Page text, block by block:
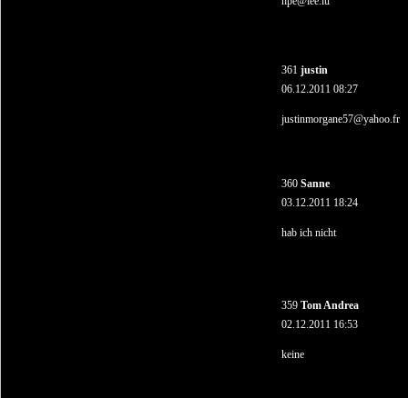
361 justin
06.12.2011 08:27
justinmorgane57@yahoo.fr
360 Sanne
03.12.2011 18:24
hab ich nicht
359 Tom Andrea
02.12.2011 16:53
keine